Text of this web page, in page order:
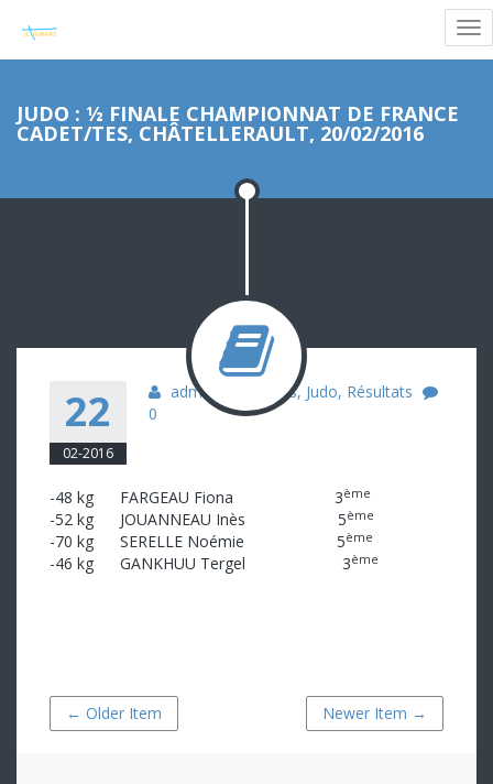
JUDO : ½ FINALE CHAMPIONNAT DE FRANCE
CADET/TES, CHÂTELLERAULT, 20/02/2016
22
02-2016
admin Cadets, Judo, Résultats
0
-48 kg FARGEAU Fiona 3ème
-52 kg JOUANNEAU Inès 5ème
-70 kg SERELLE Noémie 5ème
-46 kg GANKHUU Tergel 3ème
← Older Item Newer Item →